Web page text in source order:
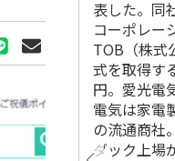
表した。同
コーポレー
TOB（株式
式を取得す
円。愛光電
電気は家電
の流通商社
ダック上場